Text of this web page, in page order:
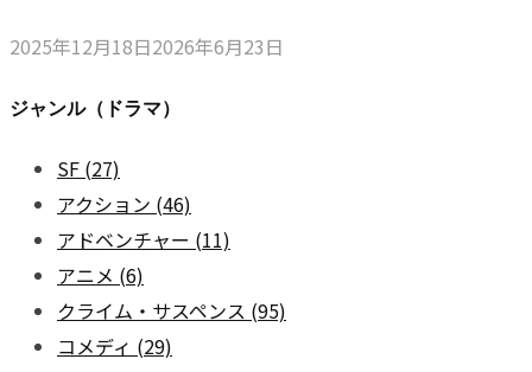
2025年12月18日2026年6月23日
ジャンル（ドラマ）
SF (27)
アクション (46)
アドベンチャー (11)
アニメ (6)
クライム・サスペンス (95)
コメディ (29)